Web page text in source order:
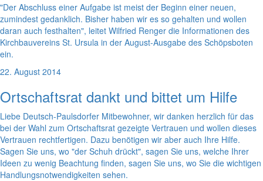
"Der Abschluss einer Aufgabe ist meist der Beginn einer neuen,
zumindest gedanklich. Bisher haben wir es so gehalten und wollen
daran auch festhalten", leitet Wilfried Renger die Informationen des
Kirchbauvereins St. Ursula in der August-Ausgabe des Schöpsboten
ein.
22. August 2014
Ortschaftsrat dankt und bittet um Hilfe
Liebe Deutsch-Paulsdorfer Mitbewohner, wir danken herzlich für das
bei der Wahl zum Ortschaftsrat gezeigte Vertrauen und wollen dieses
Vertrauen rechtfertigen. Dazu benötigen wir aber auch Ihre Hilfe.
Sagen Sie uns, wo "der Schuh drückt", sagen Sie uns, welche Ihrer
Ideen zu wenig Beachtung finden, sagen Sie uns, wo Sie die wichtigen
Handlungsnotwendigkeiten sehen.